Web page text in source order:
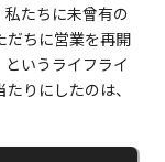
たちに未曾有の
だちに営業を再開
いうライフライ
りにしたのは、